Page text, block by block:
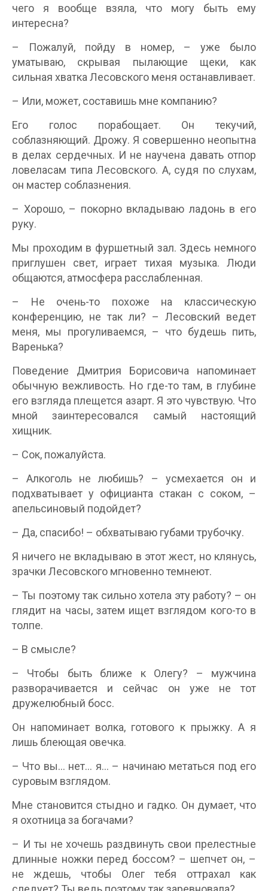
чего я вообще взяла, что могу быть ему
интересна?
– Пожалуй, пойду в номер, – уже было
уматываю, скрывая пылающие щеки, как
сильная хватка Лесовского меня останавливает.
– Или, может, составишь мне компанию?
Его голос порабощает. Он текучий,
соблазняющий. Дрожу. Я совершенно неопытна
в делах сердечных. И не научена давать отпор
ловеласам типа Лесовского. А, судя по слухам,
он мастер соблазнения.
– Хорошо, – покорно вкладываю ладонь в его
руку.
Мы проходим в фуршетный зал. Здесь немного
приглушен свет, играет тихая музыка. Люди
общаются, атмосфера расслабленная.
– Не очень-то похоже на классическую
конференцию, не так ли? – Лесовский ведет
меня, мы прогуливаемся, – что будешь пить,
Варенька?
Поведение Дмитрия Борисовича напоминает
обычную вежливость. Но где-то там, в глубине
его взгляда плещется азарт. Я это чувствую. Что
мной заинтересовался самый настоящий
хищник.
– Сок, пожалуйста.
– Алкоголь не любишь? – усмехается он и
подхватывает у официанта стакан с соком, –
апельсиновый подойдет?
– Да, спасибо! – обхватываю губами трубочку.
Я ничего не вкладываю в этот жест, но клянусь,
зрачки Лесовского мгновенно темнеют.
– Ты поэтому так сильно хотела эту работу? – он
глядит на часы, затем ищет взглядом кого-то в
толпе.
– В смысле?
– Чтобы быть ближе к Олегу? – мужчина
разворачивается и сейчас он уже не тот
дружелюбный босс.
Он напоминает волка, готового к прыжку. А я
лишь блеющая овечка.
– Что вы… нет… я… – начинаю метаться под его
суровым взглядом.
Мне становится стыдно и гадко. Он думает, что
я охотница за богачами?
– И ты не хочешь раздвинуть свои прелестные
длинные ножки перед боссом? – шепчет он, –
не ждешь, чтобы Олег тебя оттрахал как